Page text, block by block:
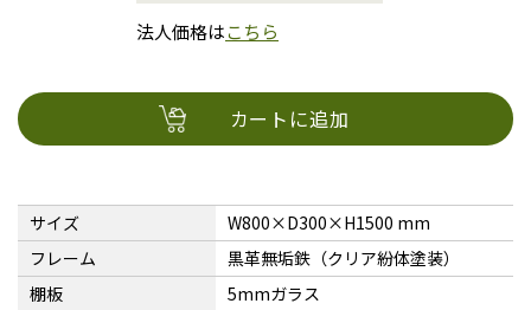
法人価格はこちら
カートに追加
サイズ
W800×D300×H1500 mm
フレーム
黒革無垢鉄（クリア紛体塗装）
棚板
5mmガラス